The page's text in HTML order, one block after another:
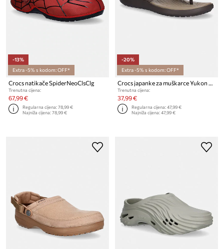
-13%
Extra -5% s kodom: OFF*
Crocs natikače SpiderNeoClsClg
Trenutna cijena:
67,99 €
Regularna cijena:78,99 €
Najniža cijena:78,99 €
-20%
Extra -5% s kodom: OFF*
Crocs japanke za muškarce Yukon Vista II LR Flip
Trenutna cijena:
37,99 €
Regularna cijena:47,99 €
Najniža cijena:47,99 €